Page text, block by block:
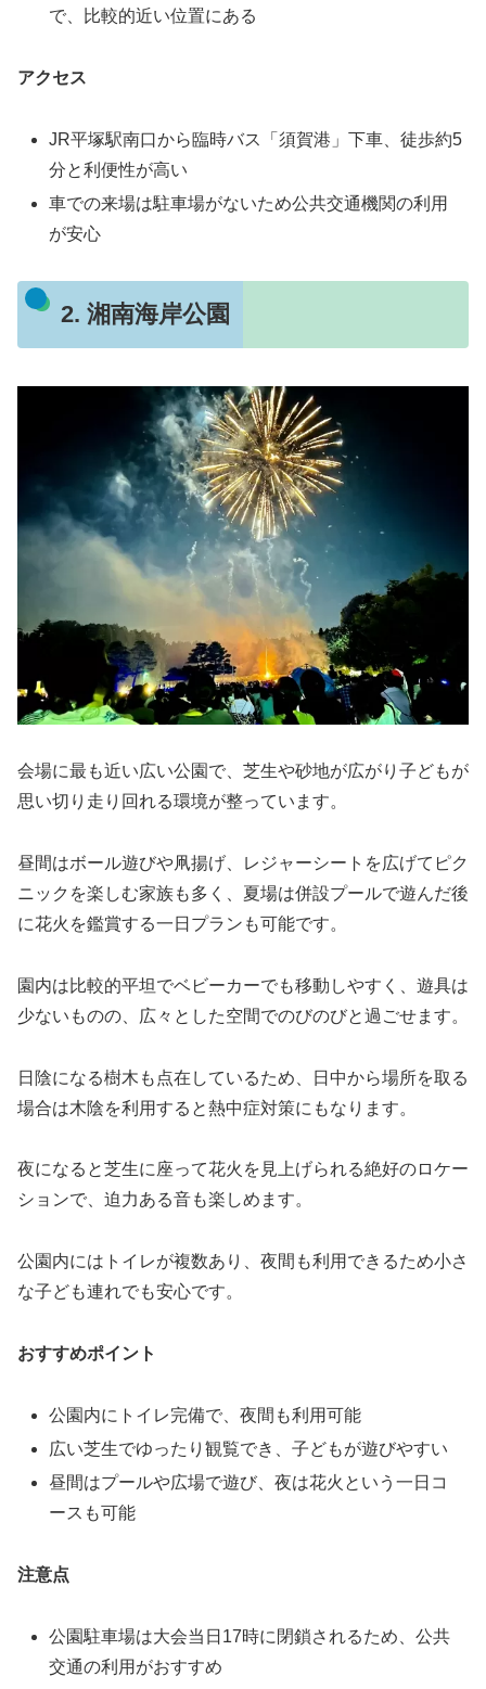
で、比較的近い位置にある
アクセス
JR平塚駅南口から臨時バス「須賀港」下車、徒歩約5
分と利便性が高い
車での来場は駐車場がないため公共交通機関の利用
が安心
2. 湘南海岸公園
会場に最も近い広い公園で、芝生や砂地が広がり子どもが
思い切り走り回れる環境が整っています。
昼間はボール遊びや凧揚げ、レジャーシートを広げてピク
ニックを楽しむ家族も多く、夏場は併設プールで遊んだ後
に花火を鑑賞する一日プランも可能です。
園内は比較的平坦でベビーカーでも移動しやすく、遊具は
少ないものの、広々とした空間でのびのびと過ごせます。
日陰になる樹木も点在しているため、日中から場所を取る
場合は木陰を利用すると熱中症対策にもなります。
夜になると芝生に座って花火を見上げられる絶好のロケー
ションで、迫力ある音も楽しめます。
公園内にはトイレが複数あり、夜間も利用できるため小さ
な子ども連れでも安心です。
おすすめポイント
公園内にトイレ完備で、夜間も利用可能
広い芝生でゆったり観覧でき、子どもが遊びやすい
昼間はプールや広場で遊び、夜は花火という一日コ
ースも可能
注意点
公園駐車場は大会当日17時に閉鎖されるため、公共
交通の利用がおすすめ